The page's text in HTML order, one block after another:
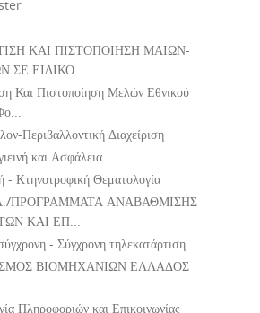
ΚΑΙ ΠΙΣΤΟΠΟΙΗΣΗ ΜΑΙΩΝ-
ΣΕ ΕΙΔΙΚΟ...
Και Πιστοποίηση Μελών Εθνικού
Περιβαλλοντική Διαχείριση
και Ασφάλεια
- Κτηνοτροφική Θεματολογία
ΠΡΟΓΡΑΜΜΑΤΑ ΑΝΑΒΑΘΜΙΣΗΣ
ΚΑΙ ΕΠ...
- Σύγχρονη τηλεκατάρτιση
ΒΙΟΜΗΧΑΝΙΩΝ ΕΛΛΑΔΟΣ
Πληροφοριών και Επικοινωνίας